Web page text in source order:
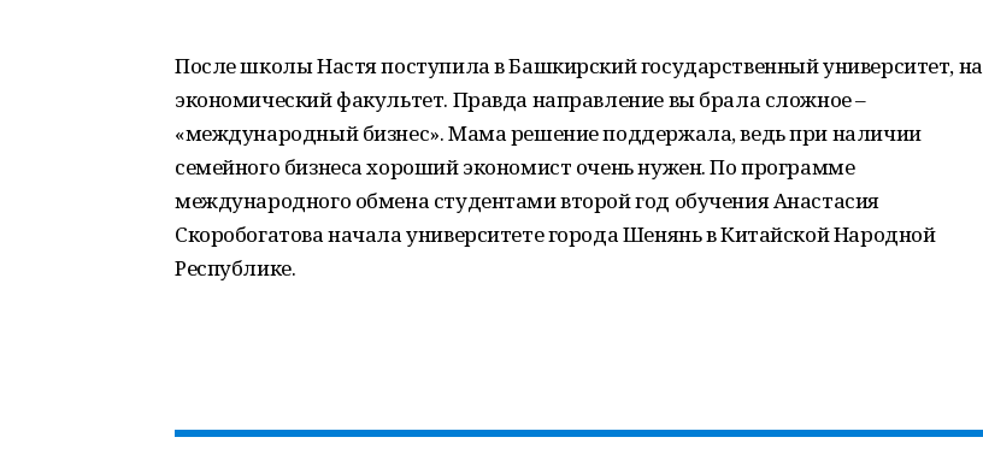
После школы Настя поступила в Башкирский государственный университет, на
экономический факультет. Правда направление вы брала сложное –
«международный бизнес». Мама решение поддержала, ведь при наличии
семейного бизнеса хороший экономист очень нужен. По программе
международного обмена студентами второй год обучения Анастасия
Скоробогатова начала университете города Шенянь в Китайской Народной
Республике.